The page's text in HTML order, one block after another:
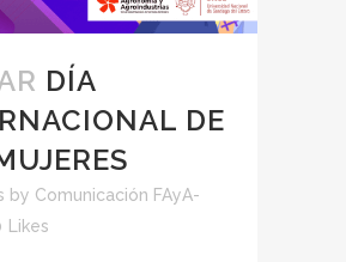
DÍA
DE
by Comunicación FAyA-
Likes